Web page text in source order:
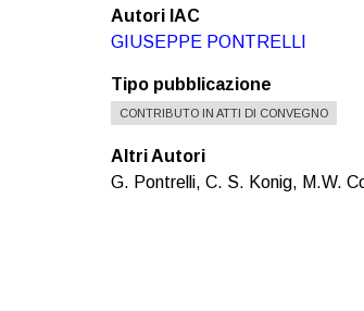
Autori IAC
GIUSEPPE PONTRELLI
Tipo pubblicazione
CONTRIBUTO IN ATTI DI CONVEGNO
Altri Autori
G. Pontrelli, C. S. Konig, M.W.